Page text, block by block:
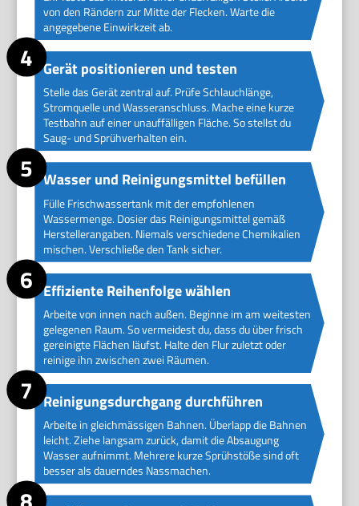
von den Rändern zur Mitte der Flecken. Warte die
angegebene Einwirkzeit ab.
Gerät positionieren und testen
Stelle das Gerät zentral auf. Prüfe Schlauchlänge,
Stromquelle und Wasseranschluss. Mache eine kurze
Testbahn auf einer unauffälligen Fläche. So stellst du
Saug- und Sprühverhalten ein.
Wasser und Reinigungsmittel befüllen
Fülle Frischwassertank mit der empfohlenen
Wassermenge. Dosier das Reinigungsmittel gemäß
Herstellerangaben. Niemals verschiedene Chemikalien
mischen. Verschließe den Tank sicher.
Effiziente Reihenfolge wählen
Arbeite von innen nach außen. Beginne im am weitesten
gelegenen Raum. So vermeidest du, dass du über frisch
gereinigte Flächen läufst. Halte den Flur zuletzt oder
reinige ihn zwischen zwei Räumen.
Reinigungsdurchgang durchführen
Arbeite in gleichmässigen Bahnen. Überlapp die Bahnen
leicht. Ziehe langsam zurück, damit die Absaugung
Wasser aufnimmt. Mehrere kurze Sprühstöße sind oft
besser als dauerndes Nassmachen.